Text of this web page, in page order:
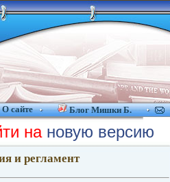
О сайте Блог Мишки Б.
на новую версию
и регламент